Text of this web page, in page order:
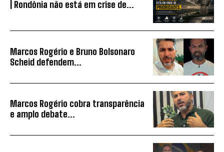
| Rondônia não está em crise de...
Marcos Rogério e Bruno Bolsonaro
Scheid defendem...
Marcos Rogério cobra transparência
e amplo debate...